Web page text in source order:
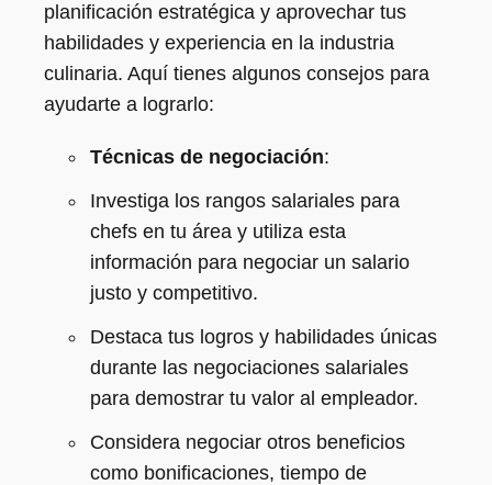
planificación estratégica y aprovechar tus
habilidades y experiencia en la industria
culinaria. Aquí tienes algunos consejos para
ayudarte a lograrlo:
Técnicas de negociación:
Investiga los rangos salariales para
chefs en tu área y utiliza esta
información para negociar un salario
justo y competitivo.
Destaca tus logros y habilidades únicas
durante las negociaciones salariales
para demostrar tu valor al empleador.
Considera negociar otros beneficios
como bonificaciones, tiempo de